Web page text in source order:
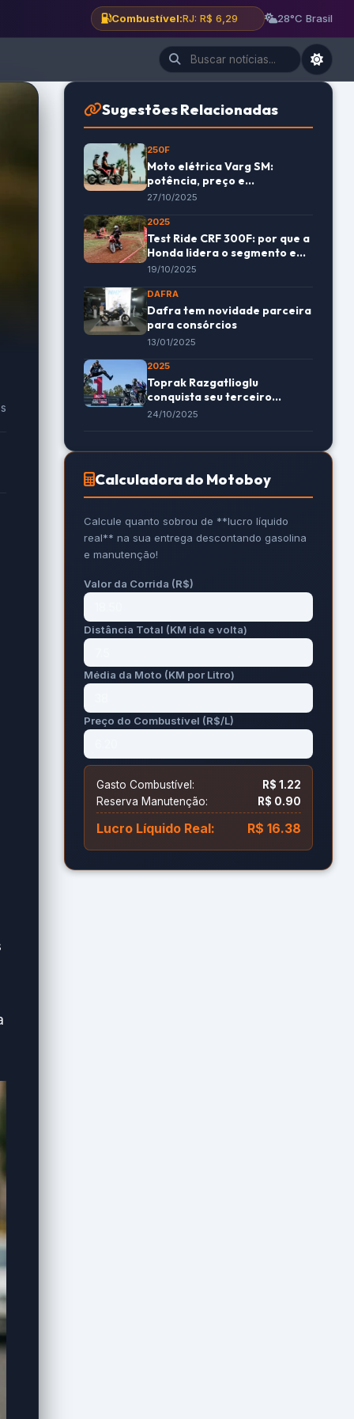
Combustível:BH: R$ 6,12 28°C Brasil
Sugestões Relacionadas
250F
Moto elétrica Varg SM:
potência, preço e
desempenho em alta
27/10/2025
2025
Test Ride CRF 300F: por que a
Honda lidera o segmento em
2025
19/10/2025
DAFRA
Dafra tem novidade parceira
para consórcios
13/01/2025
2025
Toprak Razgatlioglu
conquista seu terceiro
mundial na motovelocidade
24/10/2025
Calculadora do Motoboy
Calcule quanto sobrou de **lucro líquido
real** na sua entrega descontando gasolina
e manutenção!
Valor da Corrida (R$)
Distância Total (KM ida e volta)
Média da Moto (KM por Litro)
Preço do Combustível (R$/L)
Gasto Combustível:
R$ 1.22
Reserva Manutenção:
R$ 0.90
Lucro Líquido Real: R$ 16.38